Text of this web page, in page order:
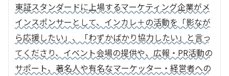
東証スタンダードに上場するマーケティング企業がメ
インスポンサーとして、インカレ＋の活動を「影なが
ら応援したい」、「わずかばかり協力したい」と言っ
てくださり、イベント会場の提供や、広報・PR活動の
サポート、著名人や有名なマーケッター・経営者への